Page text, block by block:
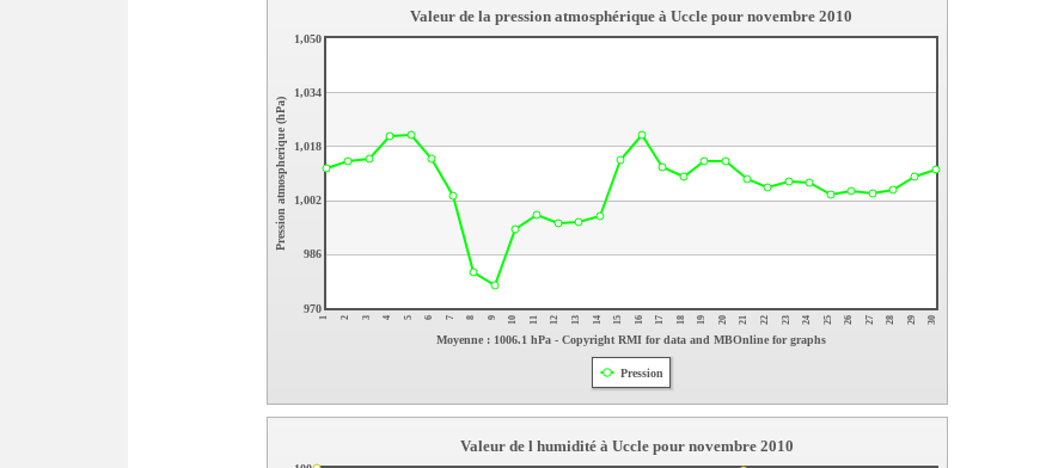
1 2 3 4 5 6 7 8 9 10 11 12 13 14 15 16 17 18 19 20 21 22 23 24 25 26 27 28 29 30
970
986
1,002
1,018
1,034
1,050
Pression atmospherique (hPa)
Moyenne : 1006.1 hPa - Copyright RMI for data and MBOnline for graphs
Pression
Valeur de la pression atmosphérique à Uccle pour novembre 2010
Valeur de l humidité à Uccle pour novembre 2010